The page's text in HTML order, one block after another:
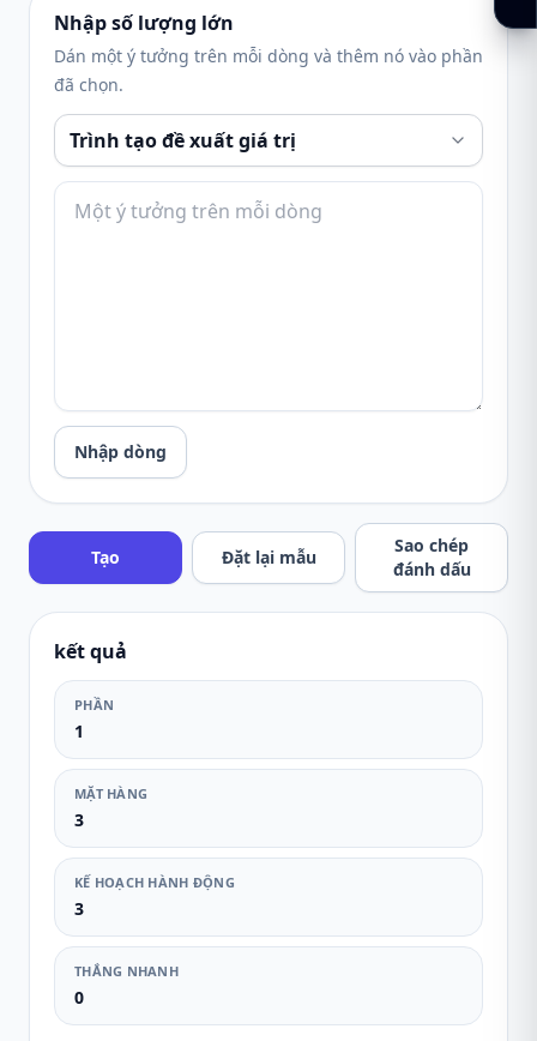
Nhập số lượng lớn
Dán một ý tưởng trên mỗi dòng và thêm nó vào phần
đã chọn.
Nhập dòng
Tạo Đặt lại mẫu
Sao chép
đánh dấu
kết quả
PHẦN
1
MẶT HÀNG
3
KẾ HOẠCH HÀNH ĐỘNG
3
THẮNG NHANH
0